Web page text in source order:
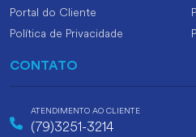
Portal do Cliente
Política de Privacidade
CONTATO
ATENDIMENTO AO CLIENTE
(79)3251-3214